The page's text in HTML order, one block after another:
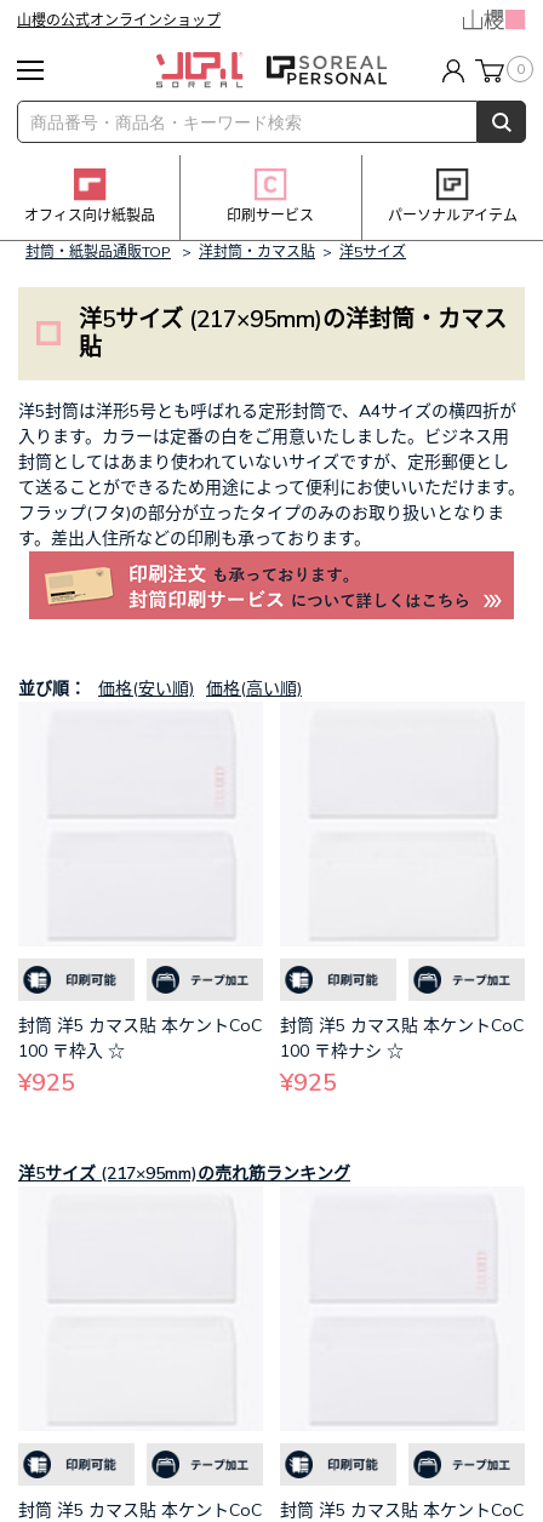
山櫻の公式オンラインショップ
0
オフィス向け紙製品 印刷サービス
パーソナルアイテム
封筒・紙製品通販TOP
> 洋封筒・カマス貼 > 洋5サイズ
洋5サイズ (217×95mm)の洋封筒・カマス
貼
洋5封筒は洋形5号とも呼ばれる定形封筒で、A4サイズの横四折が
入ります。カラーは定番の白をご用意いたしました。ビジネス用
封筒としてはあまり使われていないサイズですが、定形郵便とし
て送ることができるため用途によって便利にお使いいただけます。
フラップ(フタ)の部分が立ったタイプのみのお取り扱いとなりま
す。差出人住所などの印刷も承っております。
並び順： 価格(安い順) 価格(高い順)
封筒 洋5 カマス貼 本ケントCoC
100 〒枠入 ☆
¥925
封筒 洋5 カマス貼 本ケントCoC
100 〒枠ナシ ☆
¥925
洋5サイズ (217×95mm)の売れ筋ランキング
封筒 洋5 カマス貼 本ケントCoC
封筒 洋5 カマス貼 本ケントCoC